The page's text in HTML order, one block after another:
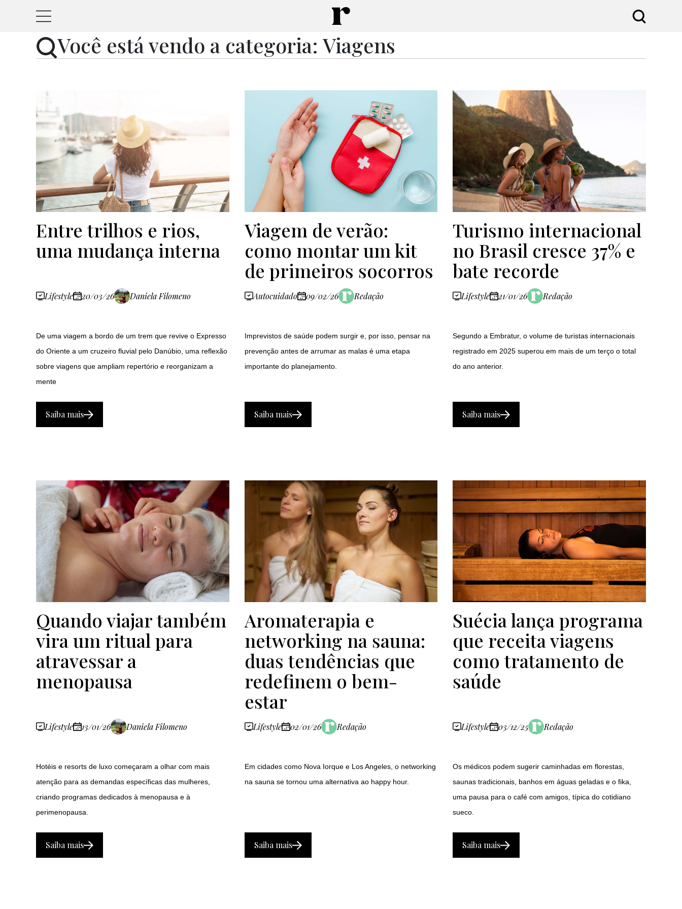
Você está vendo a categoria: Viagens
Entre trilhos e rios,
uma mudança interna
Lifestyle 20/03/26 Daniela Filomeno
De uma viagem a bordo de um trem que revive o Expresso
do Oriente a um cruzeiro fluvial pelo Danúbio, uma reflexão
sobre viagens que ampliam repertório e reorganizam a
mente
Saiba mais
Viagem de verão:
como montar um kit
de primeiros socorros
Autocuidado 09/02/26 Redação
Imprevistos de saúde podem surgir e, por isso, pensar na
prevenção antes de arrumar as malas é uma etapa
importante do planejamento.
Saiba mais
Turismo internacional
no Brasil cresce 37% e
bate recorde
Lifestyle 21/01/26 Redação
Segundo a Embratur, o volume de turistas internacionais
registrado em 2025 superou em mais de um terço o total
do ano anterior.
Saiba mais
Quando viajar também
vira um ritual para
atravessar a
menopausa
Lifestyle 13/01/26 Daniela Filomeno
Hotéis e resorts de luxo começaram a olhar com mais
atenção para as demandas específicas das mulheres,
criando programas dedicados à menopausa e à
perimenopausa.
Saiba mais
Aromaterapia e
networking na sauna:
duas tendências que
redefinem o bem-
estar
Lifestyle 02/01/26 Redação
Em cidades como Nova Iorque e Los Angeles, o networking
na sauna se tornou uma alternativa ao happy hour.
Saiba mais
Suécia lança programa
que receita viagens
como tratamento de
saúde
Lifestyle 03/12/25 Redação
Os médicos podem sugerir caminhadas em florestas,
saunas tradicionais, banhos em águas geladas e o fika,
uma pausa para o café com amigos, típica do cotidiano
sueco.
Saiba mais